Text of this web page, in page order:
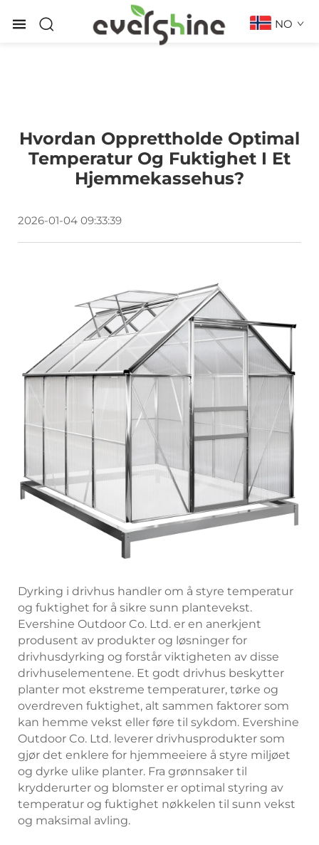
NO
Hvordan Opprettholde Optimal
Temperatur Og Fuktighet I Et
Hjemmekassehus?
2026-01-04 09:33:39
Dyrking i drivhus handler om å styre temperatur
og fuktighet for å sikre sunn plantevekst.
Evershine Outdoor Co. Ltd. er en anerkjent
produsent av produkter og løsninger for
drivhusdyrking og forstår viktigheten av disse
drivhuselementene. Et godt drivhus beskytter
planter mot ekstreme temperaturer, tørke og
overdreven fuktighet, alt sammen faktorer som
kan hemme vekst eller føre til sykdom. Evershine
Outdoor Co. Ltd. leverer drivhusprodukter som
gjør det enklere for hjemmeeiere å styre miljøet
og dyrke ulike planter. Fra grønnsaker til
krydderurter og blomster er optimal styring av
temperatur og fuktighet nøkkelen til sunn vekst
og maksimal avling.